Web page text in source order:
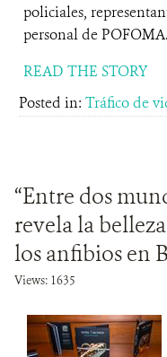
policiales,
personal de
READ THE STORY
Posted in: Tráfico de
“Entre dos
revela la
los anfibios en
Views: 1635